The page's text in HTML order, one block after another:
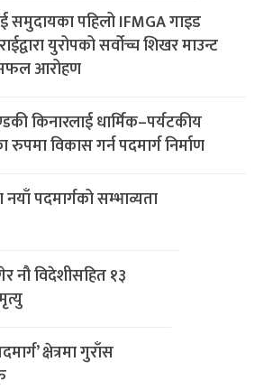
समुदायका पहिलो IFMGA गाइड
युरोपको सर्वोच्च शिखर माउन्ट
आरोहण
किनारलाई धार्मिक–पर्यटकीय
रुपमा विकास गर्न पदमार्ग निर्माण
नयाँ पदमार्गको सम्भाव्यता
नौ विदेशीसहित १३
क्षेत्रमा गुराँस